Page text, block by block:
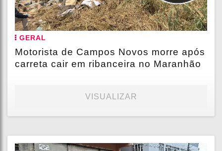
GERAL
Motorista de Campos Novos morre após
carreta cair em ribanceira no Maranhão
VISUALIZAR